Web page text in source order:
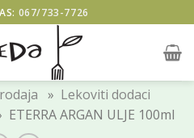
067/733-7726
» Lekoviti dodaci
ETERRA ARGAN ULJE 100ml